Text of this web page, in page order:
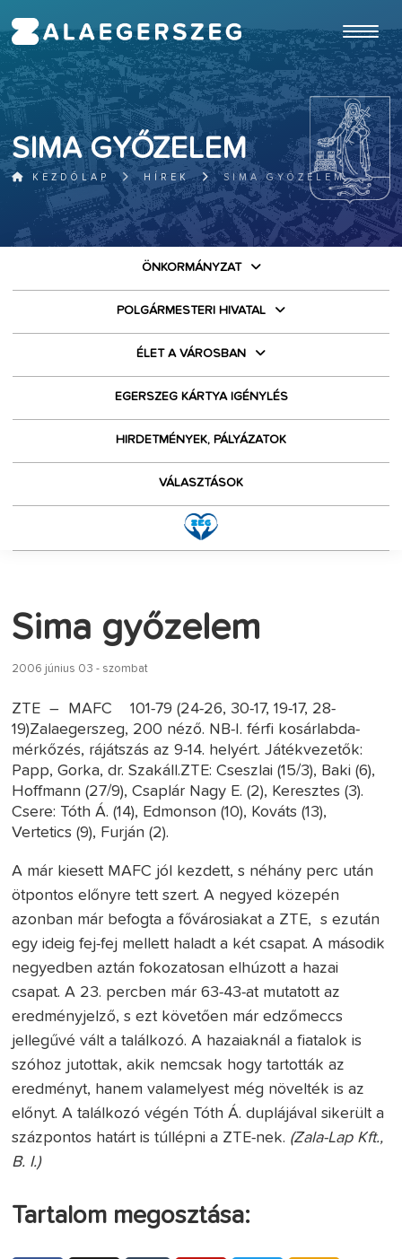
SIMA GYŐZELEM
KEZDŐLAP HÍREK SIMA GYŐZELEM
ÖNKORMÁNYZAT
POLGÁRMESTERI HIVATAL
ÉLET A VÁROSBAN
EGERSZEG KÁRTYA IGÉNYLÉS
HIRDETMÉNYEK, PÁLYÁZATOK
VÁLASZTÁSOK
Sima győzelem
2006 június 03 - szombat
ZTE – MAFC 101-79 (24-26, 30-17, 19-17, 28-
19)Zalaegerszeg, 200 néző. NB-I. férfi kosárlabda-
mérkőzés, rájátszás az 9-14. helyért. Játékvezetők:
Papp, Gorka, dr. Szakáll.ZTE: Cseszlai (15/3), Baki (6),
Hoffmann (27/9), Csaplár Nagy E. (2), Keresztes (3).
Csere: Tóth Á. (14), Edmonson (10), Kováts (13),
Vertetics (9), Furján (2).
A már kiesett MAFC jól kezdett, s néhány perc után
ötpontos előnyre tett szert. A negyed közepén
azonban már befogta a fővárosiakat a ZTE, s ezután
egy ideig fej-fej mellett haladt a két csapat. A második
negyedben aztán fokozatosan elhúzott a hazai
csapat. A 23. percben már 63-43-at mutatott az
eredményjelző, s ezt követően már edzőmeccs
jellegűvé vált a találkozó. A hazaiaknál a fiatalok is
szóhoz jutottak, akik nemcsak hogy tartották az
eredményt, hanem valamelyest még növelték is az
előnyt. A találkozó végén Tóth Á. duplájával sikerült a
százpontos határt is túllépni a ZTE-nek. (Zala-Lap Kft.,
B. I.)
Tartalom megosztása: